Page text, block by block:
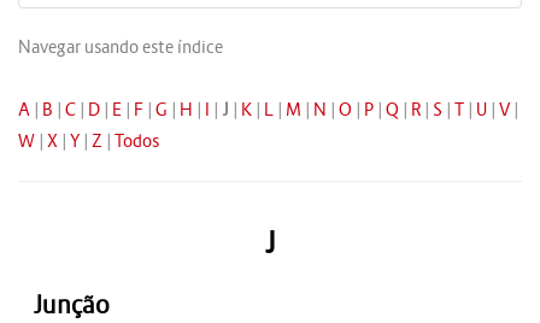
Navegar usando este índice
A | B | C | D | E | F | G | H | I | J | K | L | M | N | O | P | Q | R | S | T | U | V |
W | X | Y | Z | Todos
J
Junção